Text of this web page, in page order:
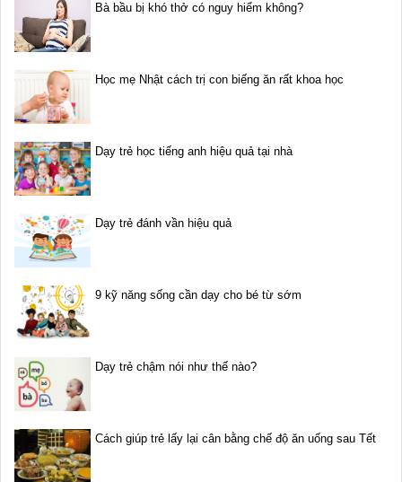
Bà bầu bị khó thở có nguy hiểm không?
Học mẹ Nhật cách trị con biếng ăn rất khoa học
Dạy trẻ học tiếng anh hiệu quả tại nhà
Dạy trẻ đánh vần hiệu quả
9 kỹ năng sống cần dạy cho bé từ sớm
Dạy trẻ chậm nói như thế nào?
Cách giúp trẻ lấy lại cân bằng chế độ ăn uống sau Tết